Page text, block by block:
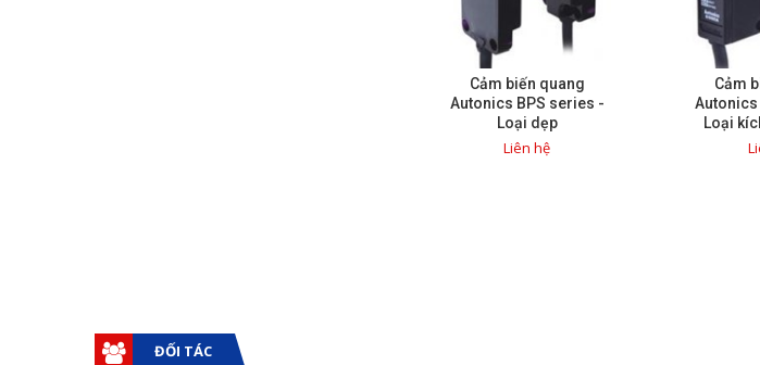
Cảm biến quang
Autonics BPS series -
Loại dẹp
Liên hệ
Cảm
Autonics
Loại
ĐỐI TÁC